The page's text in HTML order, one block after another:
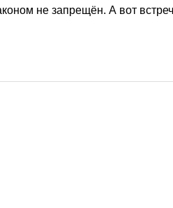
не запрещён. А вот